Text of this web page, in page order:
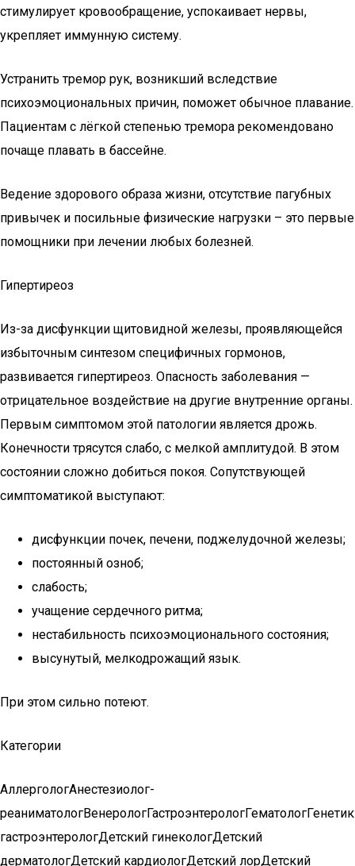
стимулирует кровообращение, успокаивает нервы,
укрепляет иммунную систему.
Устранить тремор рук, возникший вследствие
психоэмоциональных причин, поможет обычное плавание.
Пациентам с лёгкой степенью тремора рекомендовано
почаще плавать в бассейне.
Ведение здорового образа жизни, отсутствие пагубных
привычек и посильные физические нагрузки – это первые
помощники при лечении любых болезней.
Гипертиреоз
Из-за дисфункции щитовидной железы, проявляющейся
избыточным синтезом специфичных гормонов,
развивается гипертиреоз. Опасность заболевания —
отрицательное воздействие на другие внутренние органы.
Первым симптомом этой патологии является дрожь.
Конечности трясутся слабо, с мелкой амплитудой. В этом
состоянии сложно добиться покоя. Сопутствующей
симптоматикой выступают:
дисфункции почек, печени, поджелудочной железы;
постоянный озноб;
слабость;
учащение сердечного ритма;
нестабильность психоэмоционального состояния;
высунутый, мелкодрожащий язык.
При этом сильно потеют.
Категории
АллергологАнестезиолог-
гастроэнтерологДетский гинекологДетский
дерматологДетский кардиологДетский лорДетский